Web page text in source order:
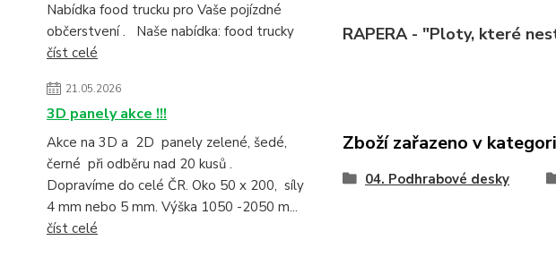
Nabídka food trucku pro Vaše pojízdné
občerstvení . Naše nabídka: food trucky
číst celé
21.05.2026
3D panely akce !!!
Akce na 3D a 2D panely zelené, šedé,
černé při odběru nad 20 kusů .
Dopravíme do celé ČR. Oko 50 x 200, síly
4 mm nebo 5 mm. Výška 1050 -2050 m...
číst celé
RAPERA - "Ploty, které
Zboží zařazeno v
04. Podhrabové desky